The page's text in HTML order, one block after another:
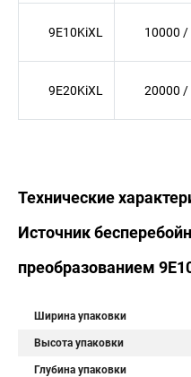
9E10KiXL 10000 /
9E20KiXL 20000 /
Технические
Источник
преобразованием
Ширина упаковки
Высота упаковки
Глубина упаковки